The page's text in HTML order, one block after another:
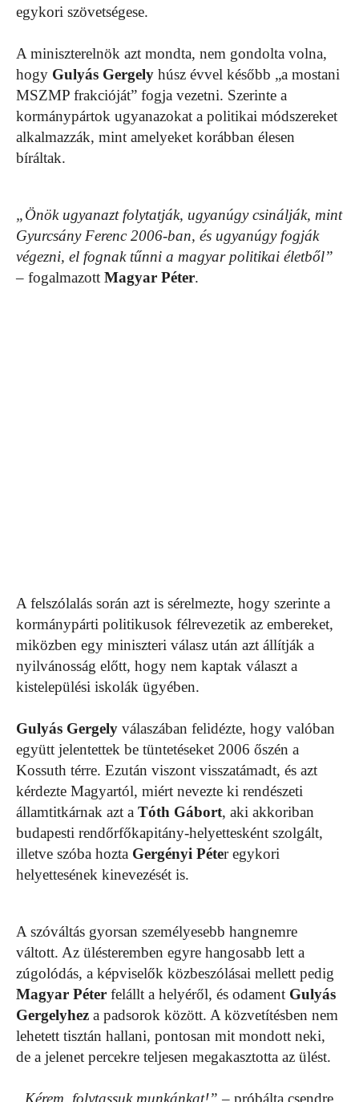
egykori szövetségese.
A miniszterelnök azt mondta, nem gondolta volna,
hogy Gulyás Gergely húsz évvel később „a mostani
MSZMP frakcióját” fogja vezetni. Szerinte a
kormánypártok ugyanazokat a politikai módszereket
alkalmazzák, mint amelyeket korábban élesen
bíráltak.
„Önök ugyanazt folytatják, ugyanúgy csinálják, mint
Gyurcsány Ferenc 2006-ban, és ugyanúgy fogják
végezni, el fognak tűnni a magyar politikai életből”
– fogalmazott Magyar Péter.
A felszólalás során azt is sérelmezte, hogy szerinte a
kormánypárti politikusok félrevezetik az embereket,
miközben egy miniszteri válasz után azt állítják a
nyilvánosság előtt, hogy nem kaptak választ a
kistelepülési iskolák ügyében.
Gulyás Gergely válaszában felidézte, hogy valóban
együtt jelentettek be tüntetéseket 2006 őszén a
Kossuth térre. Ezután viszont visszatámadt, és azt
kérdezte Magyartól, miért nevezte ki rendészeti
államtitkárnak azt a Tóth Gábort, aki akkoriban
budapesti rendőrfőkapitány-helyettesként szolgált,
illetve szóba hozta Gergényi Péter egykori
helyettesének kinevezését is.
A szóváltás gyorsan személyesebb hangnemre
váltott. Az ülésteremben egyre hangosabb lett a
zúgolódás, a képviselők közbeszólásai mellett pedig
Magyar Péter felállt a helyéről, és odament Gulyás
Gergelyhez a padsorok között. A közvetítésben nem
lehetett tisztán hallani, pontosan mit mondott neki,
de a jelenet percekre teljesen megakasztotta az ülést.
„Kérem, folytassuk munkánkat!” – próbálta csendre